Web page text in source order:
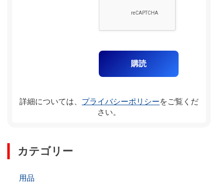
詳細については、 プライバシーポリシーをご覧くだ
さい。
カテゴリー
用品